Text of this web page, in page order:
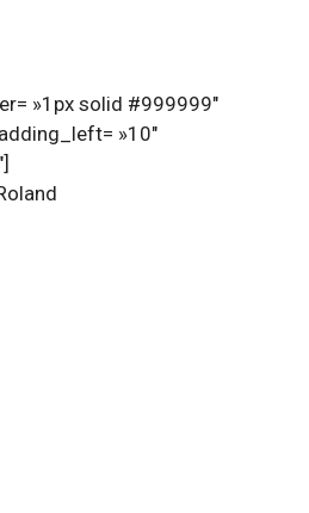
»1px solid #999999″
»10″